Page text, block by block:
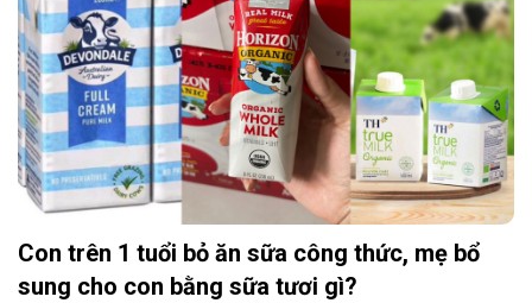
Con trên 1 tuổi bỏ ăn sữa công thức, mẹ bổ
sung cho con bằng sữa tươi gì?